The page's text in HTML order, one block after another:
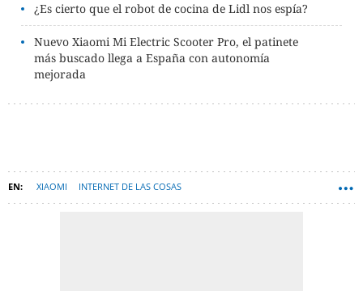
¿Es cierto que el robot de cocina de Lidl nos espía?
Nuevo Xiaomi Mi Electric Scooter Pro, el patinete
más buscado llega a España con autonomía
mejorada
XIAOMI INTERNET DE LAS COSAS